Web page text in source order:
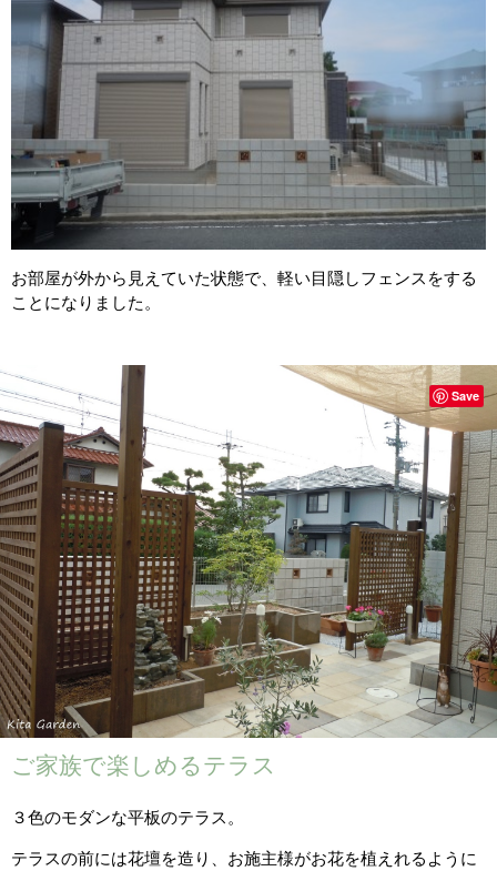
お部屋が外から見えていた状態で、軽い目隠しフェンスをする
ことになりました。
ご家族で楽しめるテラス
３色のモダンな平板のテラス。
テラスの前には花壇を造り、お施主様がお花を植えれるように
Save